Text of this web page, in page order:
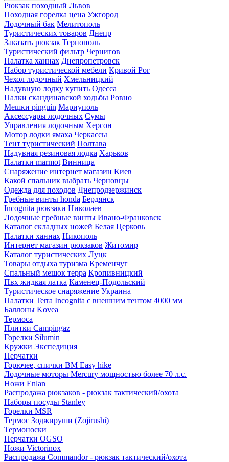
Рюкзак походный Львов
Походная горелка цена Ужгород
Лодочный бак Мелитополь
Туристических товаров Днепр
Заказать рюкзак Тернополь
Туристический фильтр Чернигов
Палатка ханнах Днепропетровск
Набор туристической мебели Кривой Рог
Чехол лодочный Хмельницкий
Надувную лодку купить Одесса
Палки скандинавской ходьбы Ровно
Мешки pinguin Мариуполь
Аксессуары лодочных Сумы
Управления лодочным Херсон
Мотор лодки ямаха Черкассы
Тент туристический Полтава
Надувная резиновая лодка Харьков
Палатки marmot Винница
Снаряжение интернет магазин Киев
Какой спальник выбрать Черновцы
Одежда для походов Днепродзержинск
Гребные винты honda Бердянск
Incognita рюкзаки Николаев
Лодочные гребные винты Ивано-Франковск
Каталог складных ножей Белая Церковь
Палатки ханнах Никополь
Интернет магазин рюкзаков Житомир
Каталог туристических Луцк
Товары отдыха туризма Кременчуг
Спальный мешок терра Кропивницкий
Пвх жидкая латка Каменец-Подольский
Туристическое снаряжение Украина
Палатки Terra Incognita с внешним тентом 4000 мм
Баллоны Kovea
Термоса
Плитки Campingaz
Горелки Silumin
Кружки Экспедиция
Перчатки
Горючее, спички BM Easy hike
Лодочные моторы Mercury мощностью более 70 л.с.
Ножи Enlan
Распродажа рюкзаков - рюкзак тактический/охота
Наборы посуды Stanley
Горелки MSR
Термос Зоджируши (Zojirushi)
Термоноски
Перчатки OGSO
Ножи Victorinox
Распродажа Commandor - рюкзак тактический/охота